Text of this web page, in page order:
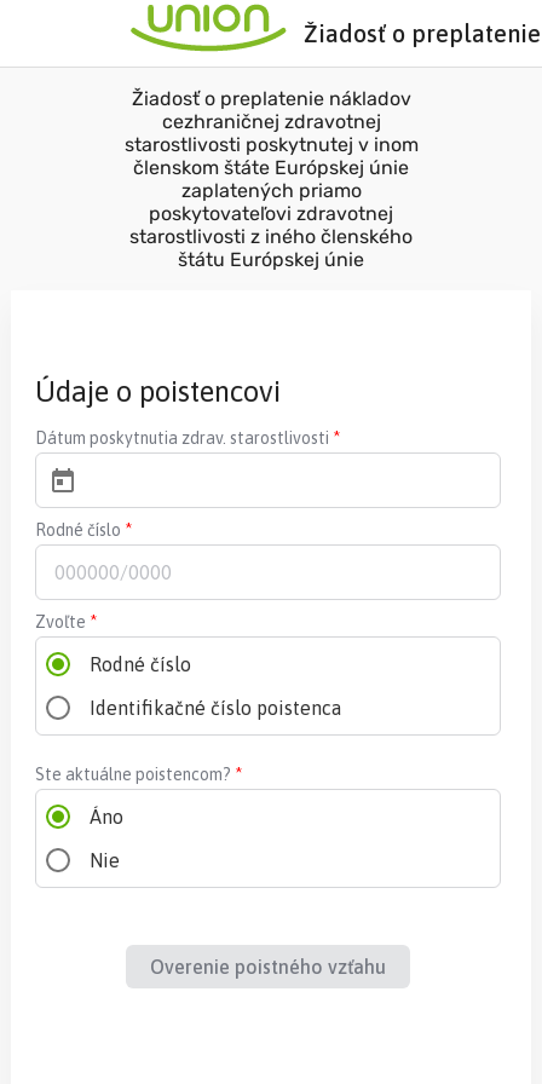
Žiadosť o
Žiadosť o preplatenie nákladov
cezhraničnej zdravotnej
starostlivosti poskytnutej v inom
členskom štáte Európskej únie
zaplatených priamo
poskytovateľovi zdravotnej
starostlivosti z iného členského
štátu Európskej únie
Údaje o poistencovi
Dátum poskytnutia zdrav. starostlivosti *
Rodné číslo *
Zvoľte *
Rodné číslo
Identifikačné číslo poistenca
Ste aktuálne poistencom? *
Áno
Nie
Overenie poistného vzťahu